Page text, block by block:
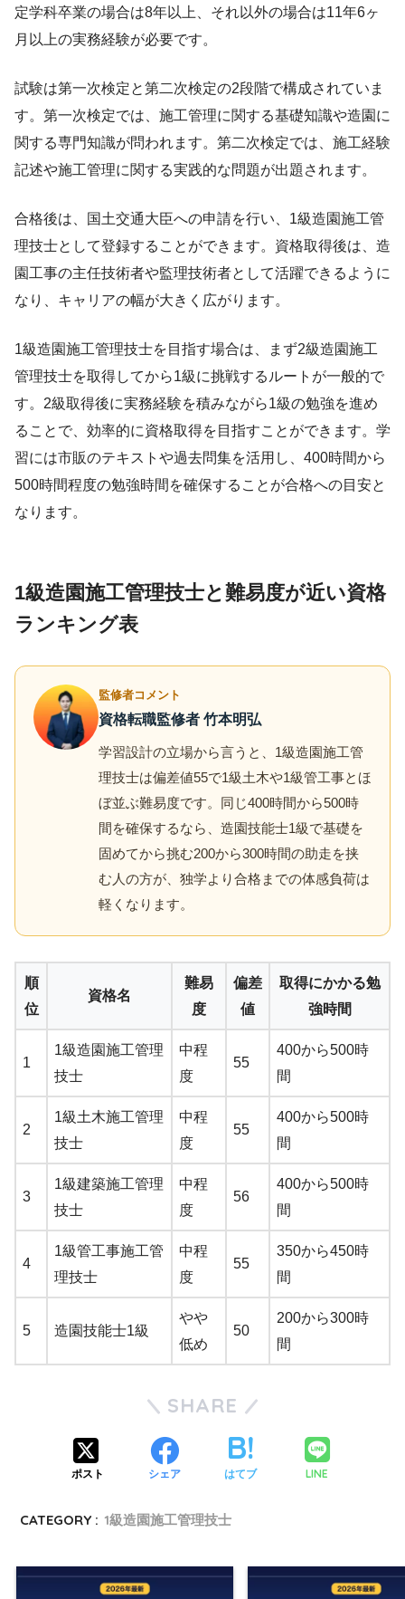
定学科卒業の場合は8年以上、それ以外の場合は11年6ヶ
月以上の実務経験が必要です。
試験は第一次検定と第二次検定の2段階で構成されていま
す。第一次検定では、施工管理に関する基礎知識や造園に
関する専門知識が問われます。第二次検定では、施工経験
記述や施工管理に関する実践的な問題が出題されます。
合格後は、国土交通大臣への申請を行い、1級造園施工管
理技士として登録することができます。資格取得後は、造
園工事の主任技術者や監理技術者として活躍できるように
なり、キャリアの幅が大きく広がります。
1級造園施工管理技士を目指す場合は、まず2級造園施工
管理技士を取得してから1級に挑戦するルートが一般的で
す。2級取得後に実務経験を積みながら1級の勉強を進め
ることで、効率的に資格取得を目指すことができます。学
習には市販のテキストや過去問集を活用し、400時間から
500時間程度の勉強時間を確保することが合格への目安と
なります。
1級造園施工管理技士と難易度が近い資格
ランキング表
監修者コメント
資格転職監修者 竹本明弘
学習設計の立場から言うと、1級造園施工管
理技士は偏差値55で1級土木や1級管工事とほ
ぼ並ぶ難易度です。同じ400時間から500時
間を確保するなら、造園技能士1級で基礎を
固めてから挑む200から300時間の助走を挟
む人の方が、独学より合格までの体感負荷は
軽くなります。
順
位
資格名
難易
度
偏差
値
取得にかかる勉
強時間
1
1級造園施工管理
技士
中程
度
55
400から500時
間
2
1級土木施工管理
技士
中程
度
55
400から500時
間
3
1級建築施工管理
技士
中程
度
56
400から500時
間
4
1級管工事施工管
理技士
中程
度
55
350から450時
間
5 造園技能士1級
やや
低め
50
200から300時
間
SHARE
ポスト シェア はてブ LINE
CATEGORY : 1級造園施工管理技士